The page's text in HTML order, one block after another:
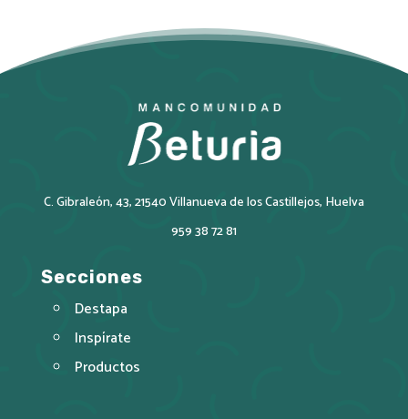
C. Gibraleón, 43, 21540 Villanueva de los Castillejos, Huelva
959 38 72 81
Secciones
Destapa
Inspírate
Productos